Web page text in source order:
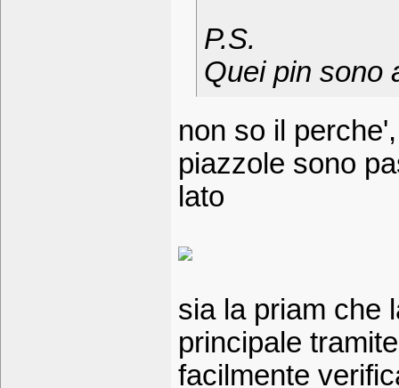
P.S.
Quei pin sono
non so il
piazzole sono
lato
sia la priam che
principale
facilmente